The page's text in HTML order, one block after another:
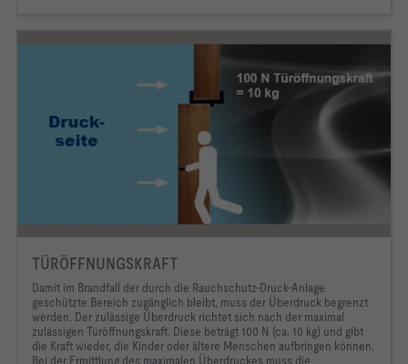
TÜRÖFFNUNGSKRAFT
Damit im Brandfall der durch die Rauchschutz-Druck-Anlage
geschützte Bereich zugänglich bleibt, muss der Überdruck begrenzt
werden. Der zulässige Überdruck richtet sich nach der maximal
zulässigen Türöffnungskraft. Diese beträgt 100 N (ca. 10 kg) und gibt
die Kraft wieder, die Kinder oder ältere Menschen aufbringen können.
Bei der Ermittlung des maximalen Überdruckes muss die